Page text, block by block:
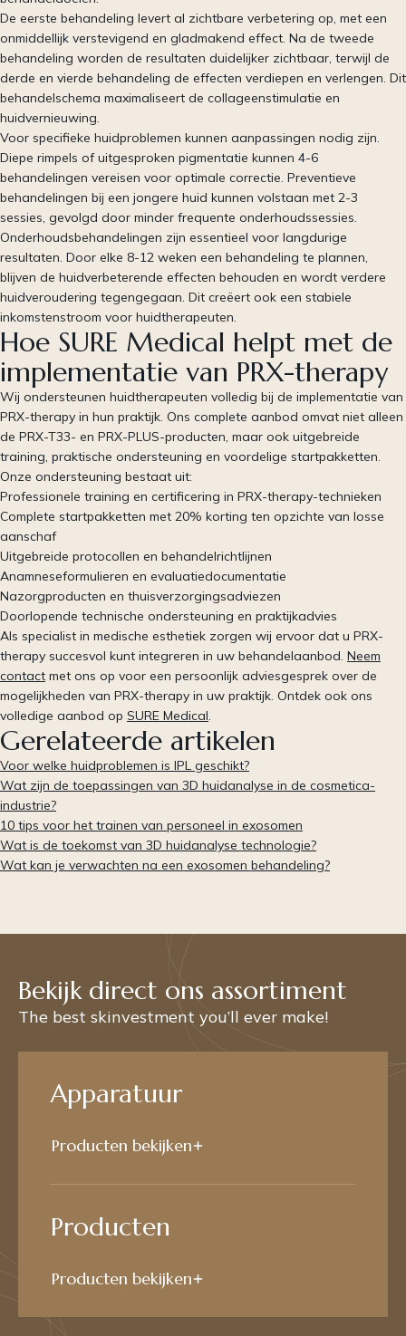
De eerste behandeling levert al zichtbare verbetering op, met een
onmiddellijk verstevigend en gladmakend effect. Na de tweede
behandeling worden de resultaten duidelijker zichtbaar, terwijl de
derde en vierde behandeling de effecten verdiepen en verlengen. Dit
behandelschema maximaliseert de collageenstimulatie en
huidvernieuwing.
Voor specifieke huidproblemen kunnen aanpassingen nodig zijn.
Diepe rimpels of uitgesproken pigmentatie kunnen 4-6
behandelingen vereisen voor optimale correctie. Preventieve
behandelingen bij een jongere huid kunnen volstaan met 2-3
sessies, gevolgd door minder frequente onderhoudssessies.
Onderhoudsbehandelingen zijn essentieel voor langdurige
resultaten. Door elke 8-12 weken een behandeling te plannen,
blijven de huidverbeterende effecten behouden en wordt verdere
huidveroudering tegengegaan. Dit creëert ook een stabiele
inkomstenstroom voor huidtherapeuten.
Hoe SURE Medical helpt met de
implementatie van PRX-therapy
Wij ondersteunen huidtherapeuten volledig bij de implementatie van
PRX-therapy in hun praktijk. Ons complete aanbod omvat niet alleen
de PRX-T33- en PRX-PLUS-producten, maar ook uitgebreide
training, praktische ondersteuning en voordelige startpakketten.
Onze ondersteuning bestaat uit:
Professionele training en certificering in PRX-therapy-technieken
Complete startpakketten met 20% korting ten opzichte van losse
aanschaf
Uitgebreide protocollen en behandelrichtlijnen
Anamneseformulieren en evaluatiedocumentatie
Nazorgproducten en thuisverzorgingsadviezen
Doorlopende technische ondersteuning en praktijkadvies
Als specialist in medische esthetiek zorgen wij ervoor dat u PRX-
therapy succesvol kunt integreren in uw behandelaanbod. Neem
contact met ons op voor een persoonlijk adviesgesprek over de
mogelijkheden van PRX-therapy in uw praktijk. Ontdek ook ons
volledige aanbod op SURE Medical
Gerelateerde artikelen
Voor welke huidproblemen is IPL geschikt?
Wat zijn de toepassingen van 3D huidanalyse in de cosmetica-
industrie?
10 tips voor het trainen van personeel in exosomen
Wat is de toekomst van 3D huidanalyse technologie?
Wat kan je verwachten na een exosomen behandeling?
Bekijk direct ons assortiment
The best skinvestment you’ll ever make!
Apparatuur
Producten bekijken
Producten
Producten bekijken